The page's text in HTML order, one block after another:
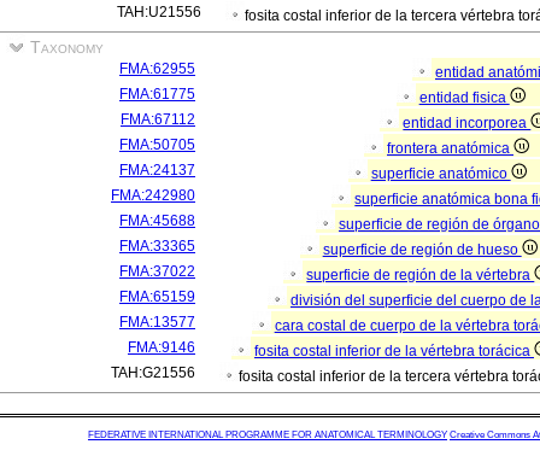
TAH:U21556
fosita costal inferior de la tercera vértebra
Taxonomy
FMA:62955
entidad
FMA:61775
entidad fisica
FMA:67112
entidad incorporea
FMA:50705
frontera anatómica
FMA:24137
superficie anatómico
FMA:242980
superficie anatómica bona
FMA:45688
superficie de región de
FMA:33365
superficie de región de hueso
FMA:37022
superficie de región de la vértebra
FMA:65159
división del superficie del cuerpo de
FMA:13577
cara costal de cuerpo de la vértebra
FMA:9146
fosita costal inferior de la vértebra torácica
TAH:G21556
fosita costal inferior de la tercera vértebra
FEDERATIVE INTERNATIONAL PROGRAMME FOR ANATOMICAL TERMINOLOGY Creative Commons